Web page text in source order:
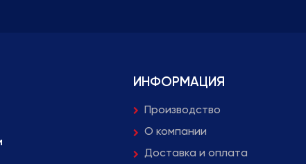
ИНФОРМАЦИЯ
Производство
О компании
Доставка и оплата